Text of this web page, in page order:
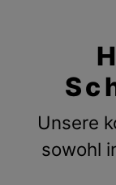
Unsere
sowohl